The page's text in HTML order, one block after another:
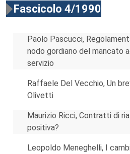
Fascicolo 4/1990
Paolo Pascucci,
nodo gordiano del mancato
servizio
Raffaele Del Vecchio, Un
Olivetti
Maurizio Ricci, Contratti di
positiva?
Leopoldo Meneghelli, I